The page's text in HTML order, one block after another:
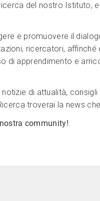
del nostro Istituto,
e promuovere il
ricercatori, affinché
di apprendimento e
di attualità,
troverai la news
community!